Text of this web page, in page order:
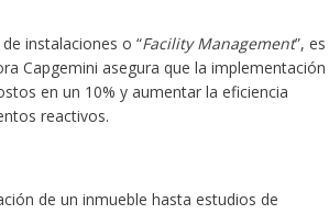
instalaciones o “Facility Management”, es
Capgemini asegura que la implementación
en un 10% y aumentar la eficiencia
reactivos.
de un inmueble hasta estudios de